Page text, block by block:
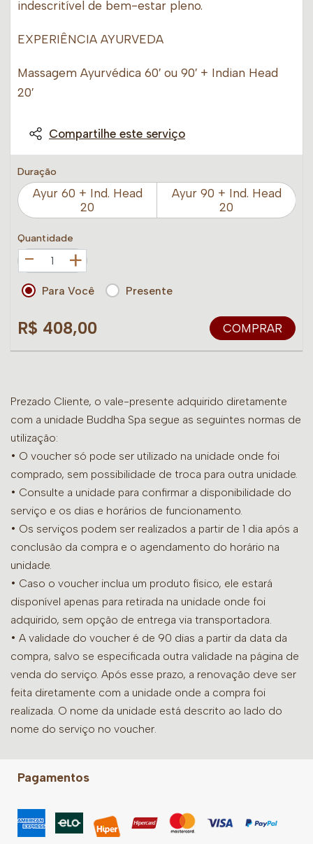
indescritível de bem-estar pleno.
EXPERIÊNCIA AYURVEDA
Massagem Ayurvédica 60′ ou 90′ + Indian Head
20′
Compartilhe este serviço
Duração
Ayur 60 + Ind. Head
20
Ayur 90 + Ind. Head
20
Quantidade
+
Para Você Presente
R$ 408,00 COMPRAR
Prezado Cliente, o vale-presente adquirido diretamente
com a unidade Buddha Spa segue as seguintes normas de
utilização:
• O voucher só pode ser utilizado na unidade onde foi
comprado, sem possibilidade de troca para outra unidade.
• Consulte a unidade para confirmar a disponibilidade do
serviço e os dias e horários de funcionamento.
• Os serviços podem ser realizados a partir de 1 dia após a
conclusão da compra e o agendamento do horário na
unidade.
• Caso o voucher inclua um produto físico, ele estará
disponível apenas para retirada na unidade onde foi
adquirido, sem opção de entrega via transportadora.
• A validade do voucher é de 90 dias a partir da data da
compra, salvo se especificada outra validade na página de
venda do serviço. Após esse prazo, a renovação deve ser
feita diretamente com a unidade onde a compra foi
realizada. O nome da unidade está descrito ao lado do
nome do serviço no voucher.
Pagamentos